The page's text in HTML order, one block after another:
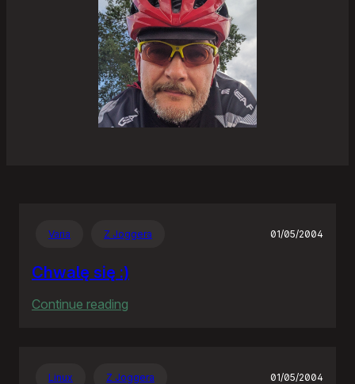
Varia Z Joggera 01/05/2004
Chwalę się :)
Continue reading
Linux Z Joggera 01/05/2004